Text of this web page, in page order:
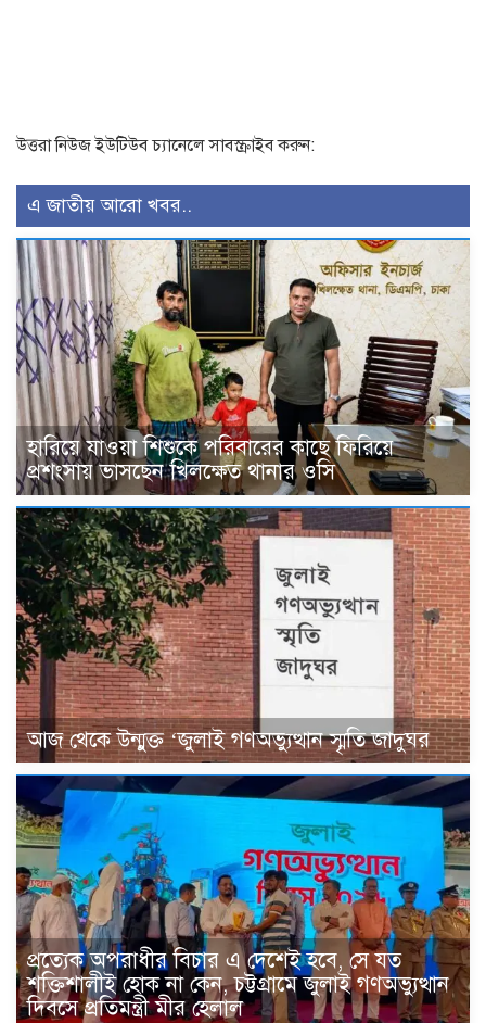
উত্তরা নিউজ ইউটিউব চ্যানেলে সাবস্ক্রাইব করুন:
এ জাতীয় আরো খবর..
হারিয়ে যাওয়া শিশুকে পরিবারের কাছে ফিরিয়ে
প্রশংসায় ভাসছেন খিলক্ষেত থানার ওসি
আজ থেকে উন্মুক্ত ‘জুলাই গণঅভ্যুত্থান স্মৃতি জাদুঘর
প্রত্যেক অপরাধীর বিচার এ দেশেই হবে, সে যত
শক্তিশালীই হোক না কেন, চট্টগ্রামে জুলাই গণঅভ্যুত্থান
দিবসে প্রতিমন্ত্রী মীর হেলাল